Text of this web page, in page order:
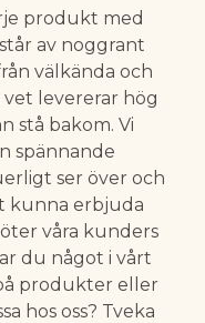
produkt med
av noggrant
välkända och
levererar hög
stå bakom. Vi
spännande
ser över och
kunna erbjuda
våra kunders
du något i vårt
produkter eller
hos oss? Tveka